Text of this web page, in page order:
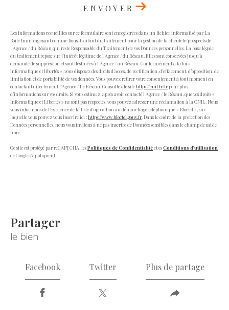
ENVOYER
Les informations recueillies sur ce formulaire sont enregistrées dans un fichier informatisé par La
Boite Immo agissant comme Sous-traitant du traitement pour la gestion de la clientèle/prospects de
l'Agence / du Réseau qui reste Responsable du Traitement de vos Données personnelles. La base légale
du traitement repose sur l'intérêt légitime de l'Agence / du Réseau. Elles sont conservées jusqu'à
demande de suppression et sont destinées à l'Agence / au Réseau. Conformément à la loi «
informatique et libertés », vous disposez des droits d’accès, de rectification, d’effacement, d’opposition, de
limitation et de portabilité de vos données. Vous pouvez retirer votre consentement à tout moment en
contactant directement l’Agence / Le Réseau. Consultez le sitehttps://cnil.fr/frpour plus
d’informations sur vos droits. Si vous estimez, après avoir contacté l'Agence / le Réseau, que vos droits «
Informatique et Libertés » ne sont pas respectés, vous pouvez adresser une réclamation à la CNIL. Nous
vous informons de l’existence de la liste d'opposition au démarchage téléphonique « Bloctel », sur
laquelle vous pouvez vous inscrire ici :https://www.bloctel.gouv.fr . Dans le cadre de la protection des
Données personnelles, nous vous invitons à ne pas inscrire de Données sensibles dans le champ de saisie
libre.
Ce site est protégé par reCAPTCHA, lesPolitiques de Confidentialitéet esConditions d'utilisation
de Google s'appliquent.
partager
le bien
Facebook Twitter Plus de partage